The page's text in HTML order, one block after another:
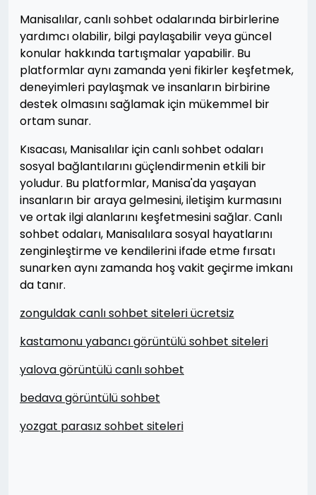
Manisalılar, canlı sohbet odalarında birbirlerine
yardımcı olabilir, bilgi paylaşabilir veya güncel
konular hakkında tartışmalar yapabilir. Bu
platformlar aynı zamanda yeni fikirler keşfetmek,
deneyimleri paylaşmak ve insanların birbirine
destek olmasını sağlamak için mükemmel bir
ortam sunar.
Kısacası, Manisalılar için canlı sohbet odaları
sosyal bağlantılarını güçlendirmenin etkili bir
yoludur. Bu platformlar, Manisa'da yaşayan
insanların bir araya gelmesini, iletişim kurmasını
ve ortak ilgi alanlarını keşfetmesini sağlar. Canlı
sohbet odaları, Manisalılara sosyal hayatlarını
zenginleştirme ve kendilerini ifade etme fırsatı
sunarken aynı zamanda hoş vakit geçirme imkanı
da tanır.
zonguldak canlı sohbet siteleri ücretsiz
kastamonu yabancı görüntülü sohbet siteleri
yalova görüntülü canlı sohbet
bedava görüntülü sohbet
yozgat parasız sohbet siteleri